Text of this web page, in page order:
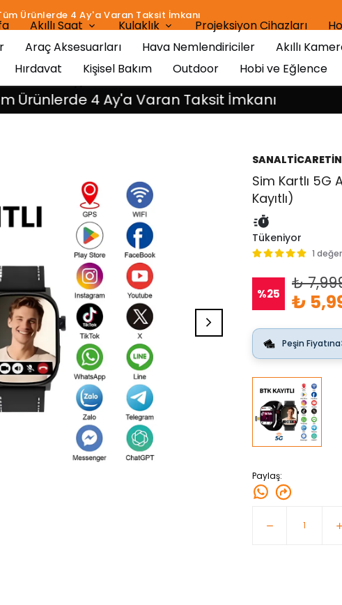
16:00 Kadar Aynı Gün Kargo İmkanı!
Akıllı Saat Kulaklık Projeksiyon Cihazları
Araç Aksesuarları Hava Nemlendiriciler Akıllı
Hırdavat Kişisel Bakım Outdoor Hobi ve Eğlence
Aksesuar
4 Ay'a Varan Taksit İmkanı
Sim Kartlı 5G
Kayıtlı)
Tükeniyor
1
%25
₺
₺
Peşin Fiyatına
Paylaş: